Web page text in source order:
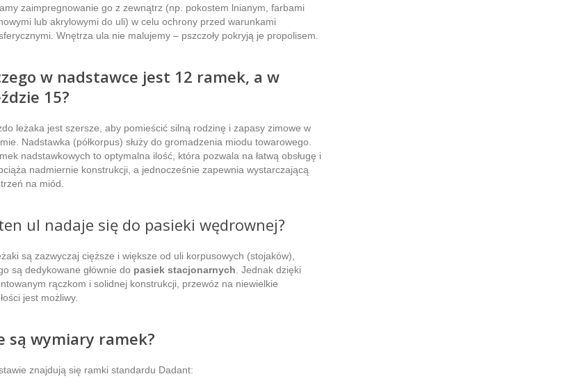
zaimpregnowanie go z zewnątrz (np. pokostem lnianym, farbami
lub akrylowymi do uli) w celu ochrony przed warunkami
Wnętrza ula nie malujemy – pszczoły pokryją je propolisem.
w nadstawce jest 12 ramek, a w
15?
leżaka jest szersze, aby pomieścić silną rodzinę i zapasy zimowe w
Nadstawka (półkorpus) służy do gromadzenia miodu towarowego.
nadstawkowych to optymalna ilość, która pozwala na łatwą obsługę i
nadmiernie konstrukcji, a jednocześnie zapewnia wystarczającą
na miód.
ul nadaje się do pasieki wędrownej?
są zazwyczaj cięższe i większe od uli korpusowych (stojaków),
są dedykowane głównie do pasiek stacjonarnych . Jednak dzięki
rączkom i solidnej konstrukcji, przewóz na niewielkie
jest możliwy.
są wymiary ramek?
znajdują się ramki standardu Dadant: